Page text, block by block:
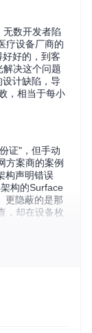
无数开发者陷
疗设备厂商的
好的，到客
解决这个问题
计缺陷，导
，相当于每小
证"，但手动
方案商的案例
构声明错误
构的Surface
更隐蔽的是那
，却在设备枚
名工程师连续